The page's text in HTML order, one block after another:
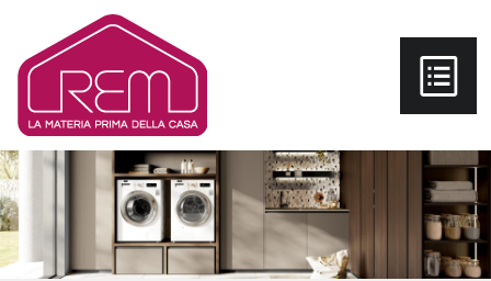
Salta al contenuto principale